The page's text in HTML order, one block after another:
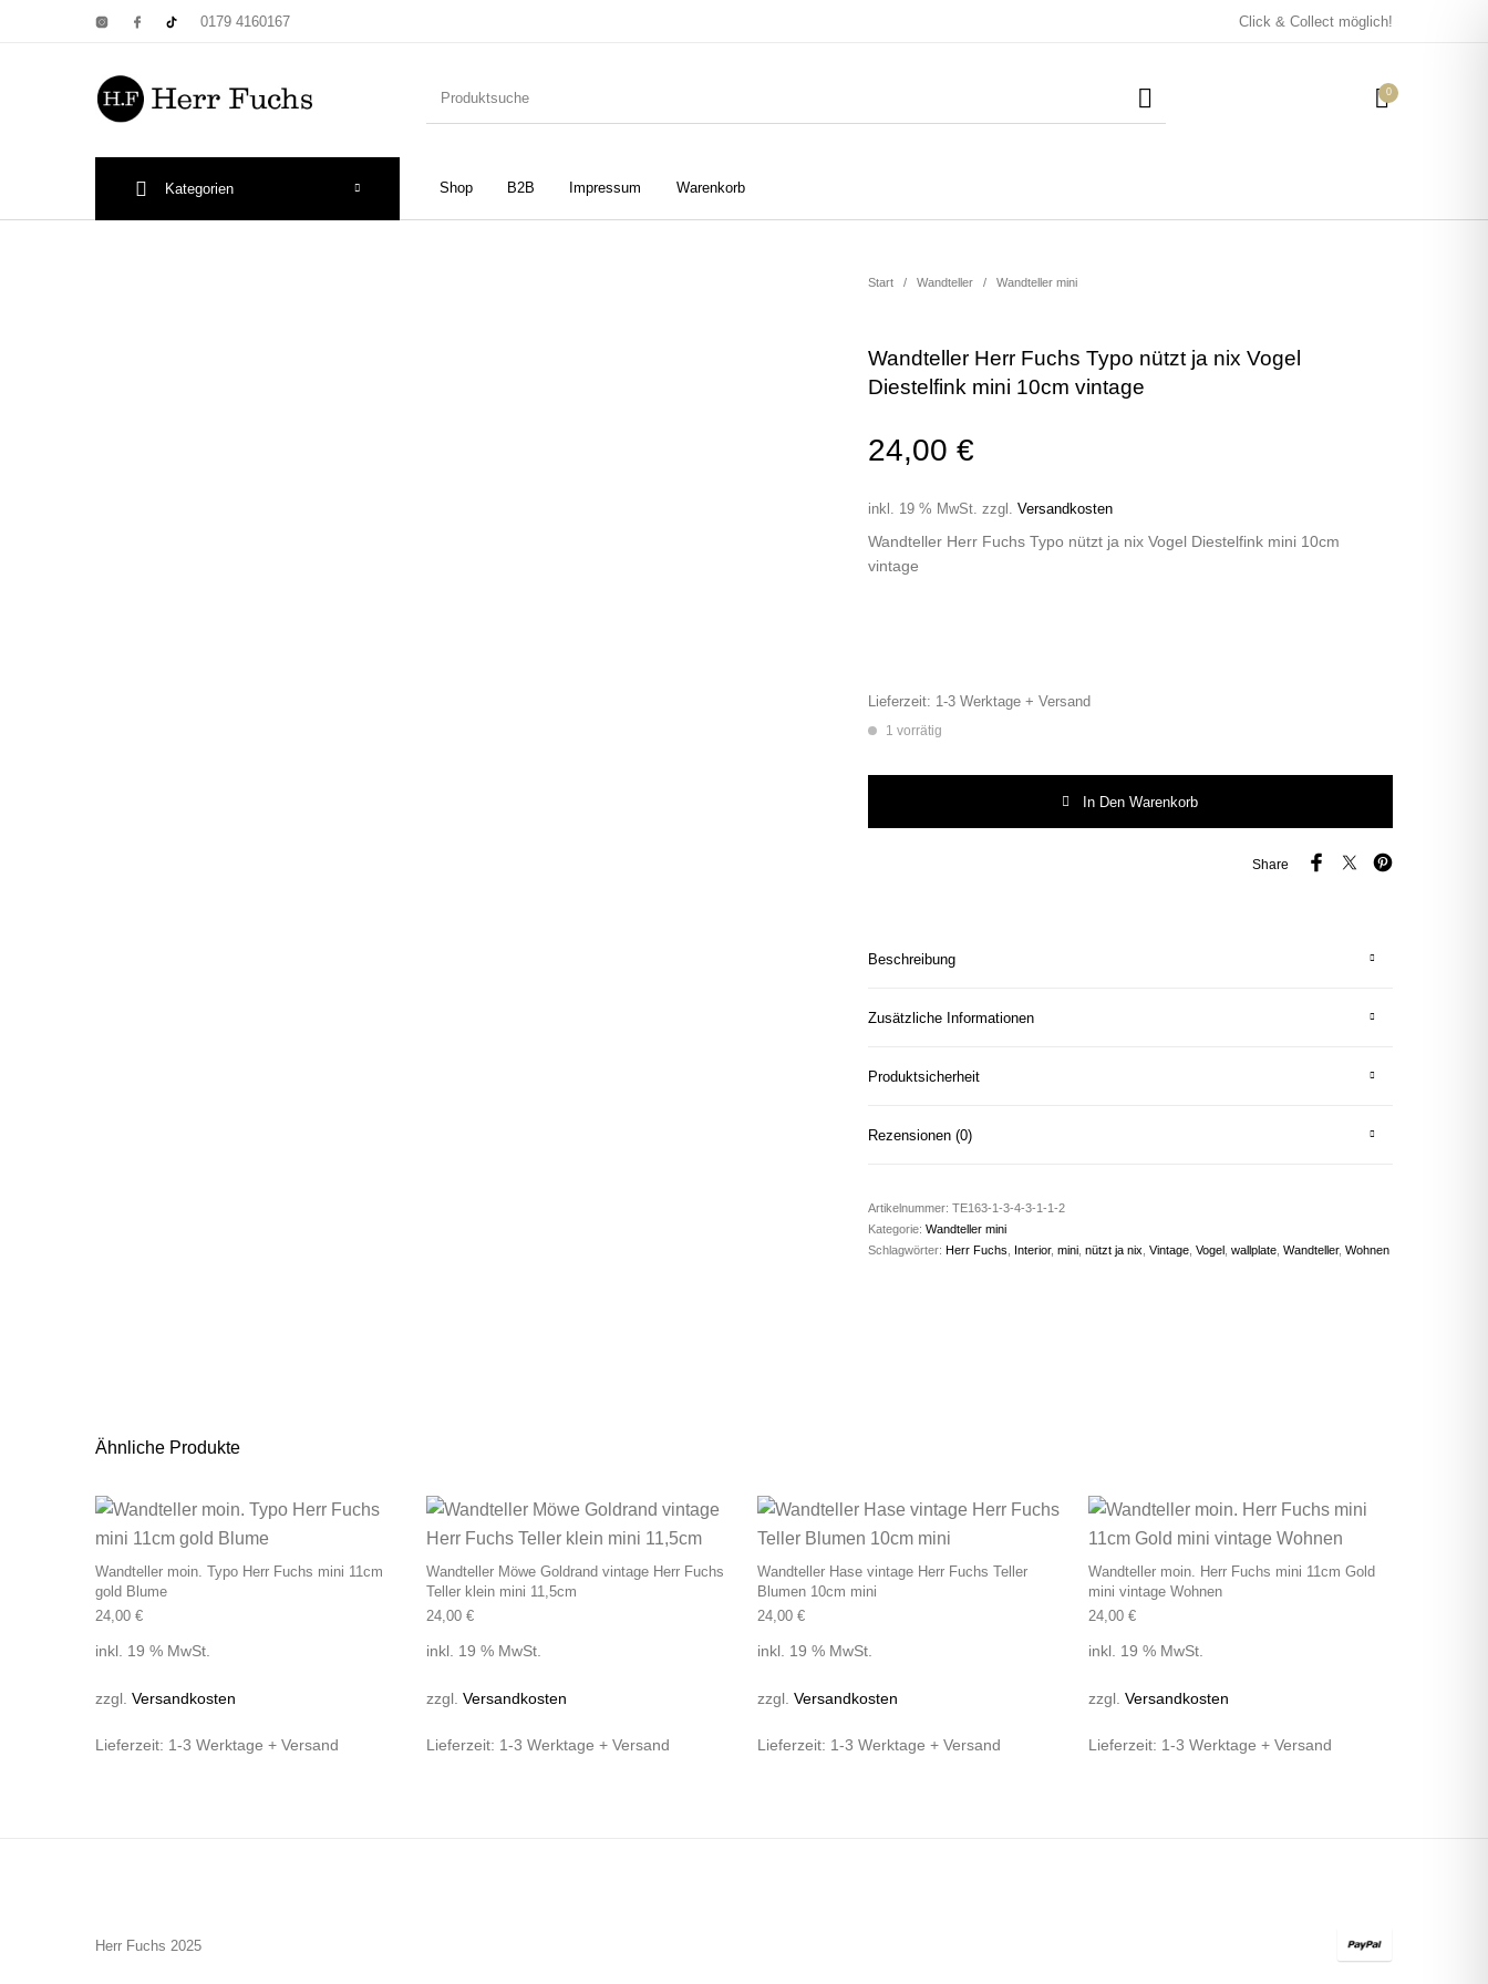
0179 4160167 Click & Collect möglich!
0
Shop B2B Impressum Warenkorb
Kategorien
Taschen/Turnbeutel Tassen
Start / Wandteller / Wandteller mini
Wandteller Herr Fuchs Typo nützt ja nix Vogel
Diestelfink mini 10cm vintage
24,00 €
inkl. 19 % MwSt. zzgl. Versandkosten
Wandteller Herr Fuchs Typo nützt ja nix Vogel Diestelfink mini 10cm
vintage
Lieferzeit: 1-3 Werktage + Versand
1 vorrätig
In Den Warenkorb
Share
Beschreibung
Zusätzliche Informationen
Produktsicherheit
Rezensionen (0)
Artikelnummer: TE163-1-3-4-3-1-1-2
Kategorie: Wandteller mini
Schlagwörter: Herr Fuchs Interior, mini, nützt ja nix Vintage, Vogel, wallplate, Wandteller, Wohnen
Ähnliche Produkte
Wandteller moin. Typo Herr Fuchs mini 11cm
gold Blume
24,00 €
inkl. 19 % MwSt.
zzgl. Versandkosten
Lieferzeit: 1-3 Werktage + Versand
Wandteller Möwe Goldrand vintage Herr Fuchs
Teller klein mini 11,5cm
24,00 €
inkl. 19 % MwSt.
zzgl. Versandkosten
Lieferzeit: 1-3 Werktage + Versand
Wandteller Hase vintage Herr Fuchs Teller
Blumen 10cm mini
24,00 €
inkl. 19 % MwSt.
zzgl. Versandkosten
Lieferzeit: 1-3 Werktage + Versand
Wandteller moin. Herr Fuchs mini 11cm Gold
mini vintage Wohnen
24,00 €
inkl. 19 % MwSt.
zzgl. Versandkosten
Lieferzeit: 1-3 Werktage + Versand
Herr Fuchs 2025